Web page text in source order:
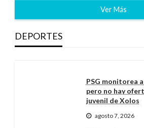
Ver Más
DEPORTES
PSG monitorea
pero no hay
juvenil de Xolos
agosto 7, 2026